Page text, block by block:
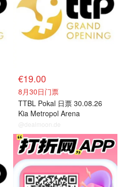
€19.00
8月30日门票
TTBL Pokal 日票 30.08.26
Kia Metropol Arena
@dealmoon.de
关注我们